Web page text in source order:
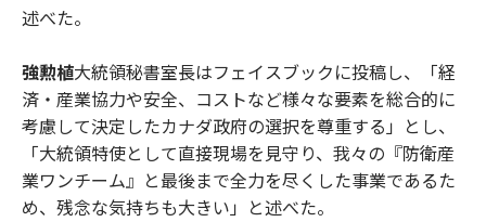
述べた。
強勲植大統領秘書室長はフェイスブックに投稿し、「経
済・産業協力や安全、コストなど様々な要素を総合的に
考慮して決定したカナダ政府の選択を尊重する」とし、
「大統領特使として直接現場を見守り、我々の『防衛産
業ワンチーム』と最後まで全力を尽くした事業であるた
め、残念な気持ちも大きい」と述べた。